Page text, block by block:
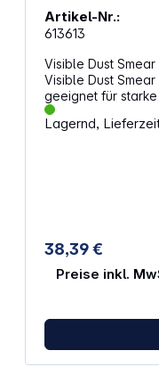
Artikel-Nr.:
613613
Visible Dust
Visible Dust
geeignet für
große Flecken und
Wirkung! Zur
Lagernd,
38,39 €
Preise inkl.